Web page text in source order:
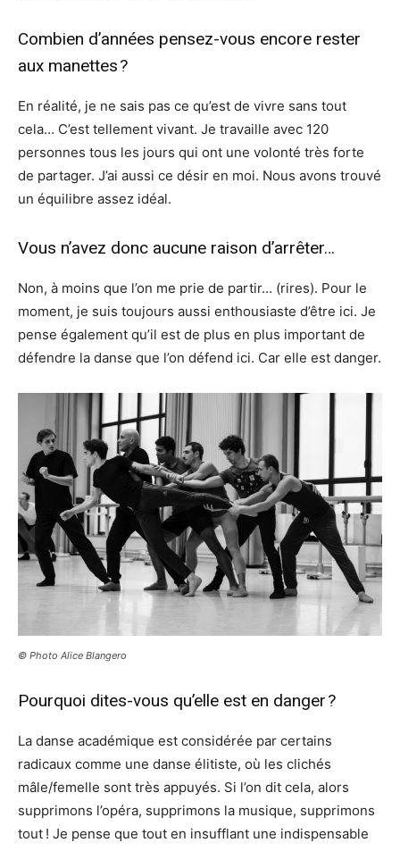
Combien d’années pensez-vous encore rester
aux manettes ?
En réalité, je ne sais pas ce qu’est de vivre sans tout
cela… C’est tellement vivant. Je travaille avec 120
personnes tous les jours qui ont une volonté très forte
de partager. J’ai aussi ce désir en moi. Nous avons trouvé
un équilibre assez idéal.
Vous n’avez donc aucune raison d’arrêter…
Non, à moins que l’on me prie de partir… (rires). Pour le
moment, je suis toujours aussi enthousiaste d’être ici. Je
pense également qu’il est de plus en plus important de
défendre la danse que l’on défend ici. Car elle est danger.
© Photo Alice Blangero
Pourquoi dites-vous qu’elle est en danger ?
La danse académique est considérée par certains
radicaux comme une danse élitiste, où les clichés
mâle/femelle sont très appuyés. Si l’on dit cela, alors
supprimons l’opéra, supprimons la musique, supprimons
tout ! Je pense que tout en insufflant une indispensable